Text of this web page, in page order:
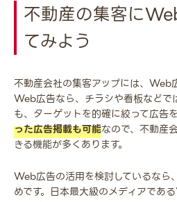
不動産の集客に
てみよう
不動産会社の集客アップには、Web
Web広告なら、チラシや看板などで
も、ターゲットを的確に絞って広告を
った広告掲載も可能なので、不動産
きる機能が多くあります。
Web広告の活用を検討しているなら
めです。日本最大級のメディアであ